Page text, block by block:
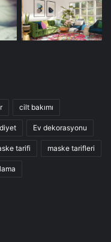
cilt bakımı
diyet Ev dekorasyonu
tarifi maske tarifleri